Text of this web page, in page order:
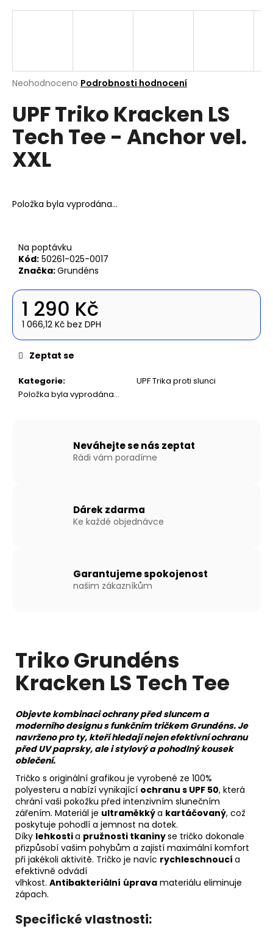
Průměrné
produktu
je
0,0
5
hvězdiček.
Neohodnoceno Podrobnosti hodnocení
UPF Triko Kracken LS
Tech Tee - Anchor vel.
XXL
Položka byla vyprodána…
Na poptávku
Kód: 50261-025-0017
Značka:Grundéns
1 290 Kč
1 066,12 Kč bez DPH
Kategorie:
UPF Trika proti slunci
Položka byla vyprodána…
Zeptat se
Neváhejte se nás zeptat
Rádi vám poradíme
Dárek zdarma
Ke každé objednávce
Garantujeme spokojenost
našim zákazníkům
Triko Grundéns
Kracken LS Tech Tee
Objevte kombinaci ochrany před sluncem a
moderního designu s funkčním tričkem Grundéns. Je
navrženo pro ty, kteří hledají nejen efektivní ochranu
před UV paprsky, ale i stylový a pohodlný kousek
oblečení.
Tričko s originální grafikou je vyrobené ze 100%
polyesteru a nabízí vynikající ochranu s UPF 50, která
chrání vaši pokožku před intenzivním slunečním
zářením. Materiál je ultraměkkýa kartáčovaný, což
poskytuje pohodlí a jemnost na dotek.
Díky lehkostia pružnosti tkaninyse tričko dokonale
přizpůsobí vašim pohybům a zajistí maximální komfort
při jakékoli aktivitě. Tričko je navíc rychleschnoucí a
efektivně odvádí
vlhkost. Antibakteriální úprava materiálu eliminuje
zápach.
Specifické vlastnosti:
a
?
Hledat
o
u
č
u
j
m
e
NAFUKOVACÍ
ČLUN
WILLIS